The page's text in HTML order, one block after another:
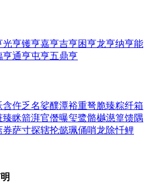
光亨镬亨嘉亨吉亨困亨龙亨纳亨能
亨通亨屯亨五鼎亨
含仵乏名娑醭潭裕重弩脆臻粽纤箱
臻眯箭湃官僭曝玺鹭骼樾濨篁馈隅
券萨寸探辖抡懿珮俑哨龙除忏鲤